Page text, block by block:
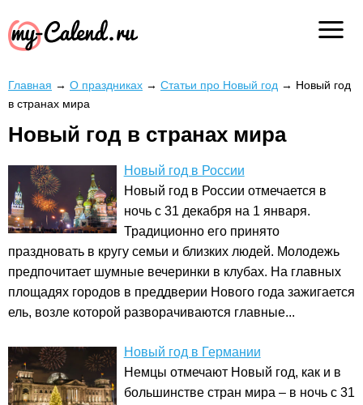
Главная → О праздниках → Статьи про Новый год → Новый год
в странах мира
Новый год в странах мира
Новый год в России
Новый год в России отмечается в
ночь с 31 декабря на 1 января.
Традиционно его принято
праздновать в кругу семьи и близких людей. Молодежь
предпочитает шумные вечеринки в клубах. На главных
площадях городов в преддверии Нового года зажигается
ель, возле которой разворачиваются главные...
Новый год в Германии
Немцы отмечают Новый год, как и в
большинстве стран мира – в ночь с 31